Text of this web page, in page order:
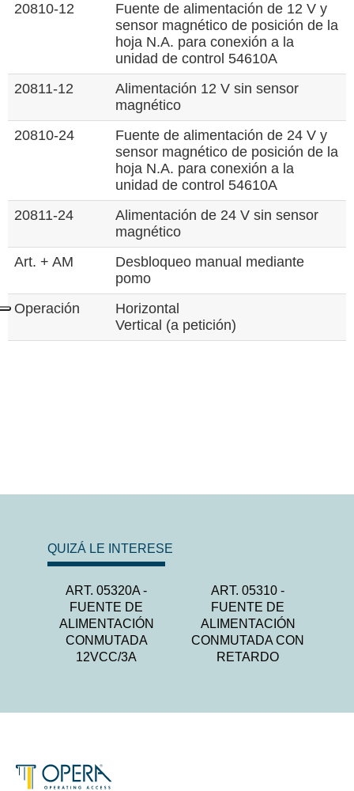
20810-12
Fuente de alimentación de 12 V y
sensor magnético de posición de la
hoja N.A. para conexión a la
unidad de control 54610A
20811-12
Alimentación 12 V sin sensor
magnético
20810-24
Fuente de alimentación de 24 V y
sensor magnético de posición de la
hoja N.A. para conexión a la
unidad de control 54610A
20811-24
Alimentación de 24 V sin sensor
magnético
Art. + AM
Desbloqueo manual mediante
pomo
Operación
Horizontal
Vertical (a petición)
QUIZÁ LE INTERESE
ART. 05320A -
FUENTE DE
ALIMENTACIÓN
CONMUTADA
12VCC/3A
ART. 05310 -
FUENTE DE
ALIMENTACIÓN
CONMUTADA CON
RETARDO